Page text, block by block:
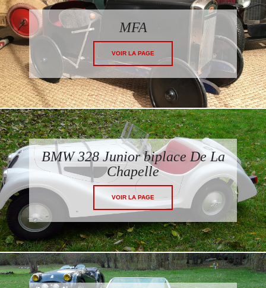
MFA
VOIR LA PAGE
BMW 328 Junior biplace De La
Chapelle
VOIR LA PAGE